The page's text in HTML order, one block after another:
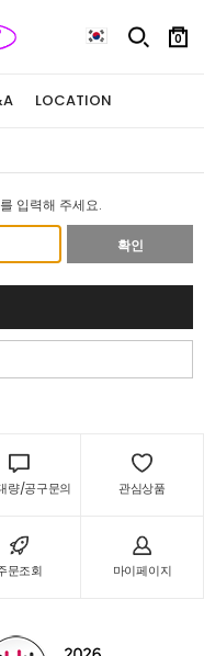
0
LOCATION
입력해 주세요.
확인
량/공구문의 관심상품
문조회 마이페이지